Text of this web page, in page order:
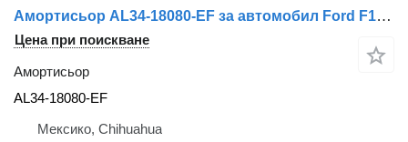
Амортисьор AL34-18080-EF за автомобил Ford F150 LARIAT
Цена при поискване
Амортисьор
AL34-18080-EF
Мексико, Chihuahua